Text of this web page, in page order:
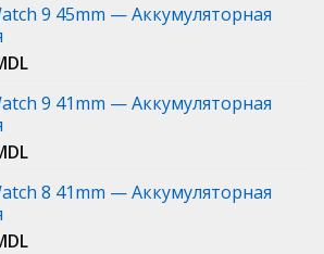
9 45mm — Аккумуляторная
9 41mm — Аккумуляторная
8 41mm — Аккумуляторная